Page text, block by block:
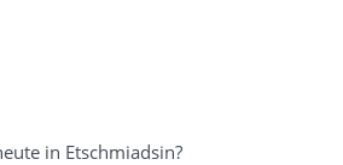
in Etschmiadsin?